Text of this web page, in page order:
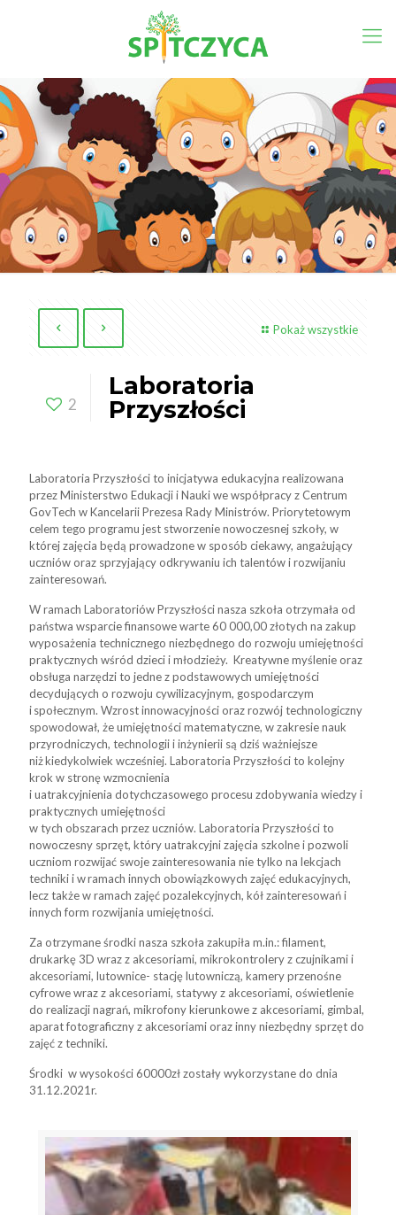
Pokaż wszystkie
2
Laboratoria
Przyszłości
Laboratoria Przyszłości to inicjatywa edukacyjna realizowana
przez Ministerstwo Edukacji i Nauki we współpracy z Centrum
GovTech w Kancelarii Prezesa Rady Ministrów. Priorytetowym
celem tego programu jest stworzenie nowoczesnej szkoły, w
której zajęcia będą prowadzone w sposób ciekawy, angażujący
uczniów oraz sprzyjający odkrywaniu ich talentów i rozwijaniu
zainteresowań.
W ramach Laboratoriów Przyszłości nasza szkoła otrzymała od
państwa wsparcie finansowe warte 60 000,00 złotych na zakup
wyposażenia technicznego niezbędnego do rozwoju umiejętności
praktycznych wśród dzieci i młodzieży. Kreatywne myślenie oraz
obsługa narzędzi to jedne z podstawowych umiejętności
decydujących o rozwoju cywilizacyjnym, gospodarczym
i społecznym. Wzrost innowacyjności oraz rozwój technologiczny
spowodował, że umiejętności matematyczne, w zakresie nauk
przyrodniczych, technologii i inżynierii są dziś ważniejsze
niż kiedykolwiek wcześniej. Laboratoria Przyszłości to kolejny
krok w stronę wzmocnienia
i uatrakcyjnienia dotychczasowego procesu zdobywania wiedzy i
praktycznych umiejętności
w tych obszarach przez uczniów. Laboratoria Przyszłości to
nowoczesny sprzęt, który uatrakcyjni zajęcia szkolne i pozwoli
uczniom rozwijać swoje zainteresowania nie tylko na lekcjach
techniki i w ramach innych obowiązkowych zajęć edukacyjnych,
lecz także w ramach zajęć pozalekcyjnych, kół zainteresowań i
innych form rozwijania umiejętności.
Za otrzymane środki nasza szkoła zakupiła m.in.: filament,
drukarkę 3D wraz z akcesoriami, mikrokontrolery z czujnikami i
akcesoriami, lutownice- stację lutowniczą, kamery przenośne
cyfrowe wraz z akcesoriami, statywy z akcesoriami, oświetlenie
do realizacji nagrań, mikrofony kierunkowe z akcesoriami, gimbal,
aparat fotograficzny z akcesoriami oraz inny niezbędny sprzęt do
zajęć z techniki.
Środki w wysokości 60000zł zostały wykorzystane do dnia
31.12.2021r.